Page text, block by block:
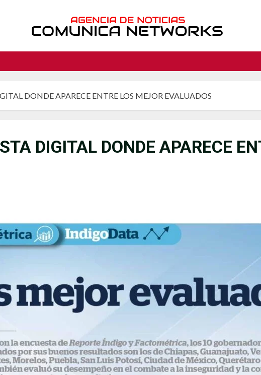
DONDE APARECE ENTRE LOS MEJOR EVALUADOS
DIGITAL DONDE APARECE